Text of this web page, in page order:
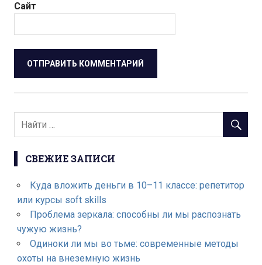
Сайт
СВЕЖИЕ ЗАПИСИ
Куда вложить деньги в 10–11 классе: репетитор
или курсы soft skills
Проблема зеркала: способны ли мы распознать
чужую жизнь?
Одиноки ли мы во тьме: современные методы
охоты на внеземную жизнь